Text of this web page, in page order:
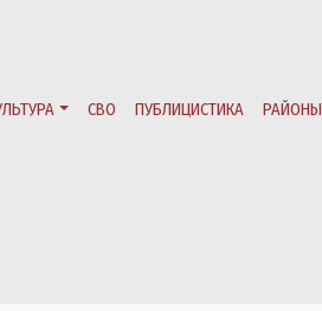
СВО ПУБЛИЦИСТИКА РАЙОНЫ